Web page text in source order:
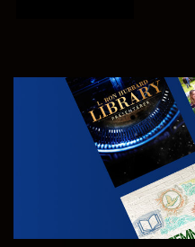
SE